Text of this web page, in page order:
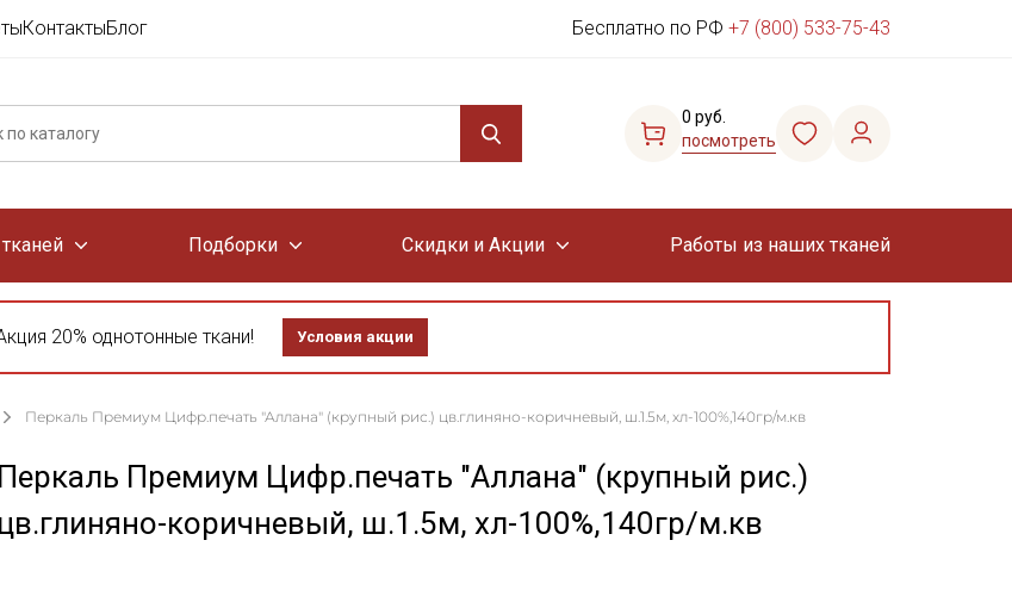
КонтактыБлог Бесплатно по РФ +7 (800) 533-75-43
0 руб.
посмотреть
Подборки Скидки и Акции Работы из наших тканей
20% однотонные ткани! Условия акции
Перкаль Премиум Цифр.печать "Аллана" (крупный рис.) цв.глиняно-коричневый, ш.1.5м, хл-100%,140гр/м.кв
Перкаль Премиум Цифр.печать "Аллана" (крупный рис.)
цв.глиняно-коричневый, ш.1.5м, хл-100%,140гр/м.кв